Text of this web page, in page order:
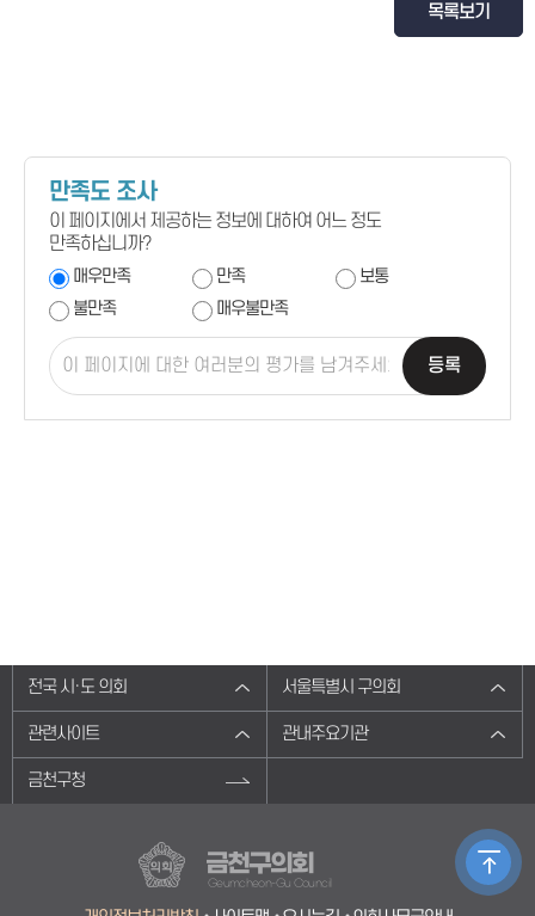
목록보기
만족도 조사
이 페이지에서 제공하는 정보에 대하여 어느 정도
만족하십니까?
매우만족 만족
보통
불만족
매우불만족
등록
전국 시·도 의회 서울특별시 구의회
관련사이트 관내주요기관
금천구청
금천구의회
Geumcheon-Gu Council